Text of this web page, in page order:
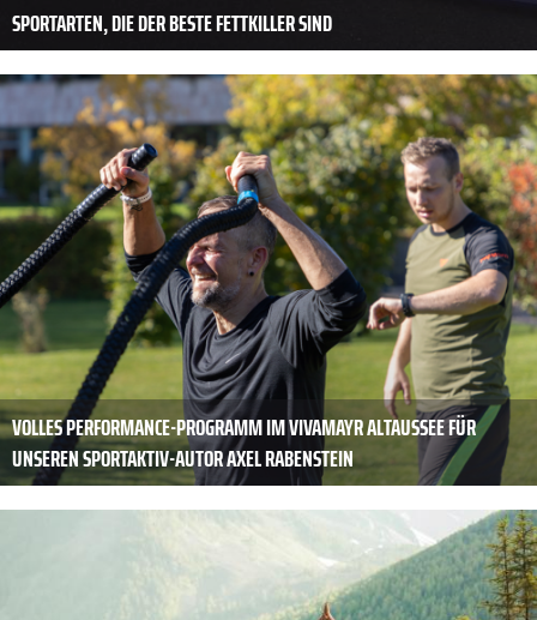
SPORTARTEN, DIE DER BESTE FETTKILLER SIND
VOLLES PERFORMANCE-PROGRAMM IM VIVAMAYR ALTAUSSEE FÜR
UNSEREN SPORTAKTIV-AUTOR AXEL RABENSTEIN